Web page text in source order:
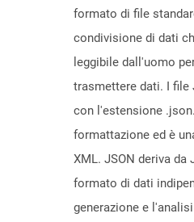
formato di file
condivisione di dati
leggibile dall'uomo
trasmettere dati. I file
con l'estensione
formattazione ed è
XML. JSON deriva da
formato di dati
generazione e